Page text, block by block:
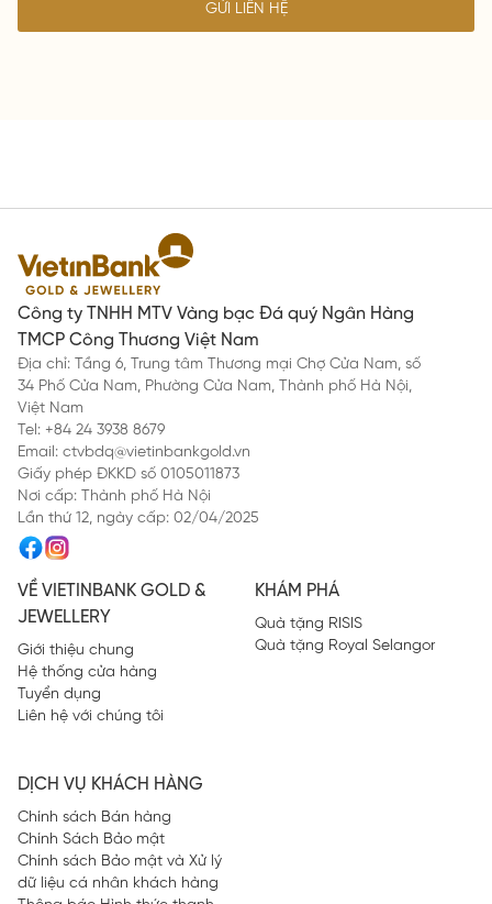
GỬI LIÊN HỆ
Công ty TNHH MTV Vàng bạc Đá quý Ngân Hàng
TMCP Công Thương Việt Nam
Địa chỉ: Tầng 6, Trung tâm Thương mại Chợ Cửa Nam, số
34 Phố Cửa Nam, Phường Cửa Nam, Thành phố Hà Nội,
Việt Nam
Tel: +84 24 3938 8679
Email: ctvbdq@vietinbankgold.vn
Giấy phép ĐKKD số 0105011873
Nơi cấp: Thành phố Hà Nội
Lần thứ 12, ngày cấp: 02/04/2025
VỀ VIETINBANK GOLD &
JEWELLERY
Giới thiệu chung
Hệ thống cửa hàng
Tuyển dụng
Liên hệ với chúng tôi
KHÁM PHÁ
Quà tặng RISIS
Quà tặng Royal Selangor
DỊCH VỤ KHÁCH HÀNG
Chính sách Bán hàng
Chính Sách Bảo mật
Chính sách Bảo mật và Xử lý
dữ liệu cá nhân khách hàng